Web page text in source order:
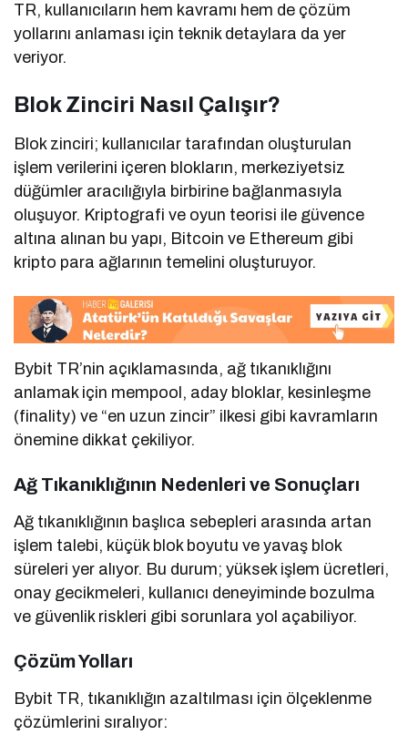
TR, kullanıcıların hem kavramı hem de çözüm
yollarını anlaması için teknik detaylara da yer
veriyor.
Blok Zinciri Nasıl Çalışır?
Blok zinciri; kullanıcılar tarafından oluşturulan
işlem verilerini içeren blokların, merkeziyetsiz
düğümler aracılığıyla birbirine bağlanmasıyla
oluşuyor. Kriptografi ve oyun teorisi ile güvence
altına alınan bu yapı, Bitcoin ve Ethereum gibi
kripto para ağlarının temelini oluşturuyor.
Bybit TR’nin açıklamasında, ağ tıkanıklığını
anlamak için mempool, aday bloklar, kesinleşme
(finality) ve “en uzun zincir” ilkesi gibi kavramların
önemine dikkat çekiliyor.
Ağ Tıkanıklığının Nedenleri ve Sonuçları
Ağ tıkanıklığının başlıca sebepleri arasında artan
işlem talebi, küçük blok boyutu ve yavaş blok
süreleri yer alıyor. Bu durum; yüksek işlem ücretleri,
onay gecikmeleri, kullanıcı deneyiminde bozulma
ve güvenlik riskleri gibi sorunlara yol açabiliyor.
Çözüm Yolları
Bybit TR, tıkanıklığın azaltılması için ölçeklenme
çözümlerini sıralıyor: